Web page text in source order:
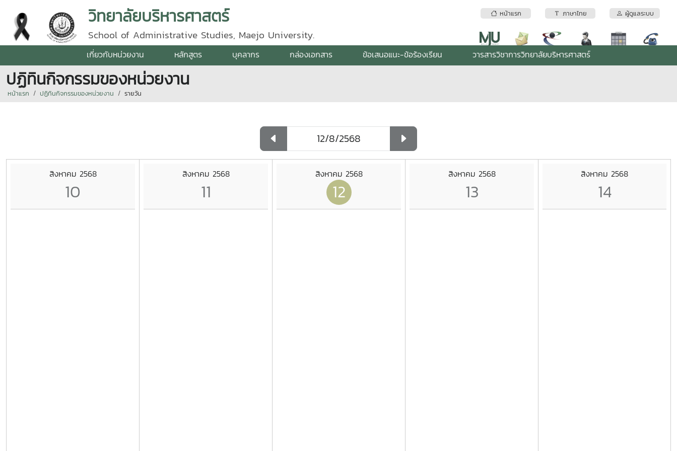
หน้าแรก ภาษาไทย ผู้ดูแลระบบ
วิทยาลัยบริหารศาสตร์
School of Administrative Studies, Maejo University.
เกี่ยวกับหน่วยงาน หลักสูตร บุคลากร กล่องเอกสาร ข้อเสนอแนะ-ข้อร้องเรียน วารสารวิชาการวิทยาลัยบริหารศาสตร์
ปฏิทินกิจกรรมของหน่วยงาน
หน้าแรก ปฏิทินกิจกรรมของหน่วยงาน รายวัน
สิงหาคม 2568
10
สิงหาคม 2568
11
สิงหาคม 2568
12
สิงหาคม 2568
13
สิงหาคม 2568
14